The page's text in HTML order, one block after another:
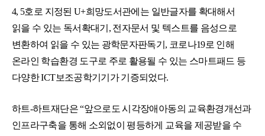
4, 5호로 지정된 U+희망도서관에는 일반글자를 확대해서
읽을 수 있는 독서확대기, 전자문서 및 텍스트를 음성으로
변환하여 읽을 수 있는 광학문자판독기, 코로나19로 인해
온라인 학습환경 도구로 주로 활용될 수 있는 스마트패드 등
다양한 ICT보조공학기기가 기증되었다.
하트-하트재단은 “앞으로도 시각장애아동의 교육환경개선과
인프라구축을 통해 소외없이 평등하게 교육을 제공받을 수